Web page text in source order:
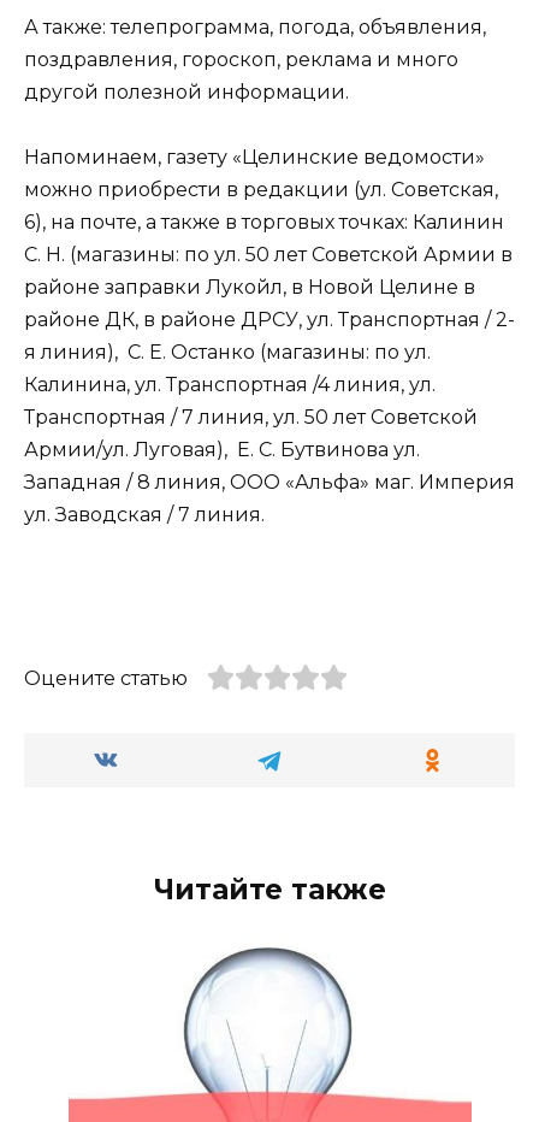
А также: телепрограмма, погода, объявления,
поздравления, гороскоп, реклама и много
другой полезной информации.
Напоминаем, газету «Целинские ведомости»
можно приобрести в редакции (ул. Советская,
6), на почте, а также в торговых точках: Калинин
С. Н. (магазины: по ул. 50 лет Советской Армии в
районе заправки Лукойл, в Новой Целине в
районе ДК, в районе ДРСУ, ул. Транспортная / 2-
я линия), С. Е. Останко (магазины: по ул.
Калинина, ул. Транспортная /4 линия, ул.
Транспортная / 7 линия, ул. 50 лет Советской
Армии/ул. Луговая), Е. С. Бутвинова ул.
Западная / 8 линия, ООО «Альфа» маг. Империя
ул. Заводская / 7 линия.
Оцените статью
Читайте также